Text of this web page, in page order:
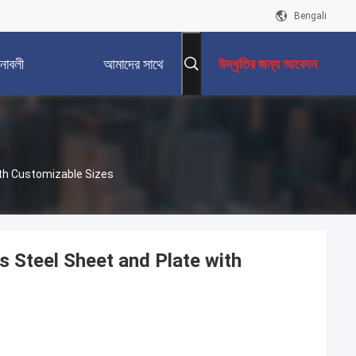
Bengali
আমাদের সাথে উদ্ধৃতির জন্য আবেদন
Customizable Sizes
Steel Sheet and Plate with